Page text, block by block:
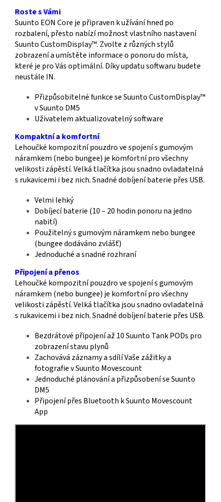
Roste s Vámi
Suunto EON Core je připraven k užívání hned po
rozbalení, přesto nabízí možnost vlastního nastavení
Suunto CustomDisplay™. Zvolte z různých stylů
zobrazení a umístěte informace o ponoru do místa,
které je pro Vás optimální. Díky updatu softwaru budete
neustále IN.
Přizpůsobitelné funkce se Suunto CustomDisplay™
v Suunto DM5
Uživatelem aktualizovatelný software
Kompaktní a komfortní
Lehoučké kompozitní pouzdro ve spojení s gumovým
náramkem (nebo bungee) je komfortní pro všechny
velikosti zápěstí. Velká tlačítka jsou snadno ovladatelná
s rukavicemi i bez nich. Snadné dobíjení baterie přes USB.
Velmi lehký
Dobíjecí baterie (10 – 20 hodin ponoru na jedno
nabití)
Použitelný s gumovým náramkem nebo bungee
(bungee dodáváno zvlášť)
Jednoduché a snadné rozhraní
Připojení a přenos
Lehoučké kompozitní pouzdro ve spojení s gumovým
náramkem (nebo bungee) je komfortní pro všechny
velikosti zápěstí. Velká tlačítka jsou snadno ovladatelná
s rukavicemi i bez nich. Snadné dobíjení baterie přes USB.
Bezdrátové připojení až 10 Suunto Tank PODs pro
zobrazení stavu plynů
Zachovává záznamy a sdílí Vaše zážitky a
fotografie v Suunto Movescount
Jednoduché plánování a přizpůsobení se Suunto
DM5
Připojení přes Bluetooth k Suunto Movescount
App